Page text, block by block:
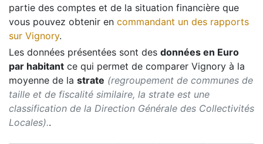
partie des comptes et de la situation financière que
vous pouvez obtenir en commandant un des rapports
sur Vignory.
Les données présentées sont des données en Euro
par habitant ce qui permet de comparer Vignory à la
moyenne de la strate (regroupement de communes de
taille et de fiscalité similaire, la strate est une
classification de la Direction Générale des Collectivités
Locales)..